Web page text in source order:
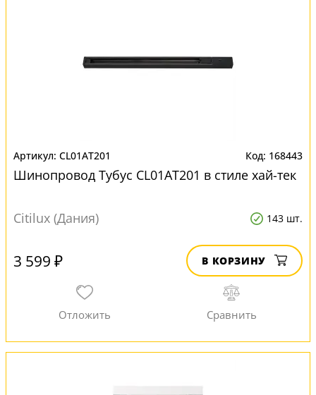
CL01AT201 168443
Шинопровод Тубус CL01AT201 в стиле хай-тек
Citilux (Дания) 143 шт.
3 599 ₽ В КОРЗИНУ